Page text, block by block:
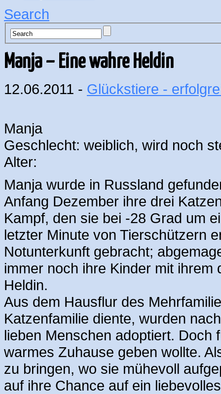
Search
Manja – Eine wahre Heldin
12.06.2011 - Glückstiere -
Manja
Geschlecht: weiblich, wird noch
Alter:
Manja wurde in Russland
Anfang Dezember ihre drei
Kampf, den sie bei -28 Grad um
letzter Minute von Tierschützern
Notunterkunft gebracht;
immer noch ihre Kinder mit
Heldin.
Aus dem Hausflur des
Katzenfamilie diente, wurden
lieben Menschen adoptiert. Doch
warmes Zuhause geben wollte.
zu bringen, wo sie mühevoll
auf ihre Chance auf ein